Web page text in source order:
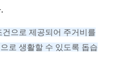
으로 제공되어 주거비를
로 생활할 수 있도록 돕습